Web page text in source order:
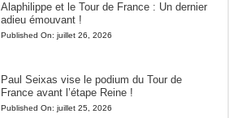
Alaphilippe et le Tour de France : Un dernier
adieu émouvant !
Published On: juillet 26, 2026
Paul Seixas vise le podium du Tour de
France avant l’étape Reine !
Published On: juillet 25, 2026